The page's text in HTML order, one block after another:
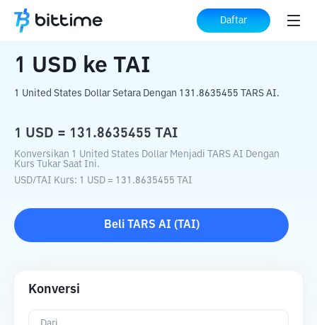
Daftar
Beranda Konverter Kripto ke TAI
1 USD ke TAI
1 United States Dollar Setara Dengan 131.8635455 TARS AI.
1 USD = 131.8635455 TAI
Konversikan 1 United States Dollar Menjadi TARS AI Dengan
Kurs Tukar Saat Ini.
USD/ TAI Kurs: 1 USD = 131.8635455 TAI
Beli TARS AI ( TAI)
Konversi